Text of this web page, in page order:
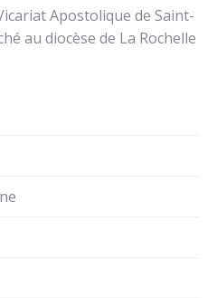
Apostolique de Saint-
au diocèse de La Rochelle